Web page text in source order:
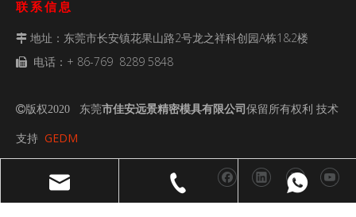
联系信息
 地址：东莞市长安镇花果山路2号龙之祥科创园A栋1&2楼
 电话：+ 86-769 8289 5848
电子邮件：admin@ja-mouldtech.com
版权2020 东莞市佳安远景精密模具有限公司 保留所有权利 技术
支持 GEDM